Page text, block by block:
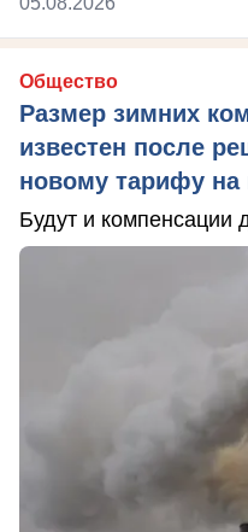
Общество
Размер зимних
известен после
новому тарифу на
Будут и компенсации